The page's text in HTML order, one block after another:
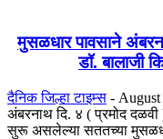
मुसळधार पावसाने
डॉ. बालाजी
दैनिक जिल्हा टाइम्स -
अंबरनाथ दि. ४ ( प्रमोद
सुरू असलेल्या सततच्या